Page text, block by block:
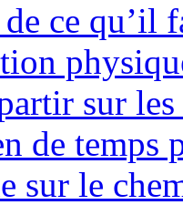
ce qu’il
sur
de
sur le